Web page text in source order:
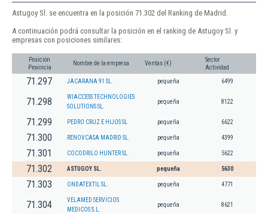
Astugoy Sl. se encuentra en la posición 71.302 del Ranking de Madrid.
A continuación podrá consultar la posición en el ranking de Astugoy Sl. y
empresas con posiciones similares:
Posición
Provincia
Nombre de la empresa Ventas (€)
Sector
Actividad
71.297 JACARANA 91 SL. pequeña 6499
71.298
WIACCESS TECHNOLOGIES
SOLUTIONS SL.
pequeña 8122
71.299 PEDRO CRUZ E HIJOS SL pequeña 6622
71.300 RENOVCASA MADRID SL. pequeña 4399
71.301 COCODRILO HUNTER SL. pequeña 5622
71.302 ASTUGOY SL. pequeña 5630
71.303 ONDATEXTIL SL. pequeña 4771
71.304
VELAMED SERVICIOS
MEDICOS S.L.
pequeña 8621